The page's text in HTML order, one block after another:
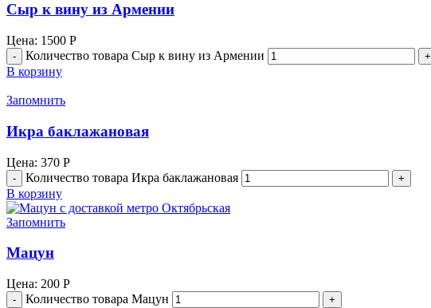
Сыр к вину из Армении
Цена: 1500 Р
Количество товара Сыр к вину из Армении
В корзину
Запомнить
Икра баклажановая
Цена: 370 Р
Количество товара Икра баклажановая
В корзину
Запомнить
Мацун
Цена: 200 Р
Количество товара Мацун